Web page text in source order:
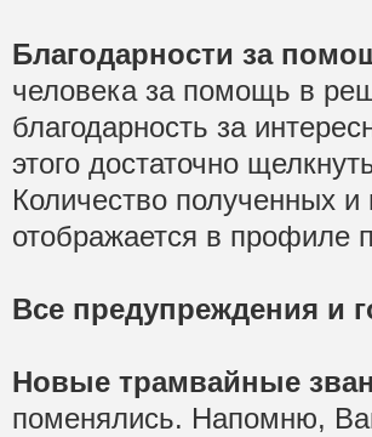
Благодарности за
человека за помощь в
благодарность за
этого достаточно
Количество полученных
отображается в профиле
Все предупреждения и
Новые трамвайные
поменялись. Напомню,